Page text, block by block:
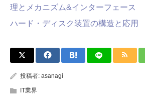
ハード・ディスク装置の構造と応用
投稿者: asanagi
IT業界